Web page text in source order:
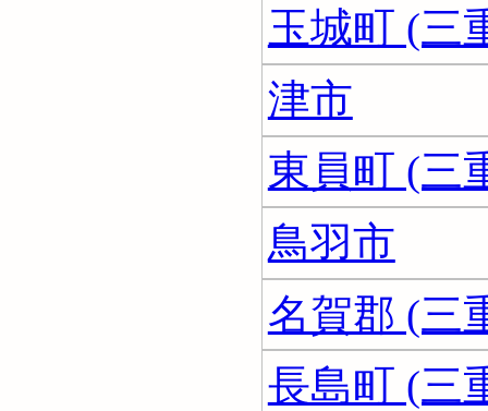
玉城町 (三
津市
東員町 (三
鳥羽市
名賀郡 (三
長島町 (三